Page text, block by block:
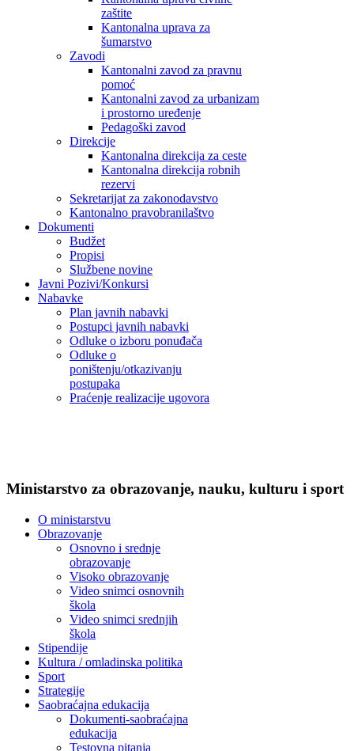
zaštite
Kantonalna uprava za
šumarstvo
Zavodi
Kantonalni zavod za pravnu
pomoć
Kantonalni zavod za urbanizam
i prostorno uređenje
Pedagoški zavod
Direkcije
Kantonalna direkcija za ceste
Kantonalna direkcija robnih
rezervi
Sekretarijat za zakonodavstvo
Kantonalno pravobranilaštvo
Dokumenti
Budžet
Propisi
Službene novine
Javni Pozivi/Konkursi
Nabavke
Plan javnih nabavki
Postupci javnih nabavki
Odluke o izboru ponuđača
Odluke o
poništenju/otkazivanju
postupaka
Praćenje realizacije ugovora
Ministarstvo za obrazovanje, nauku, kulturu i sport
O ministarstvu
Obrazovanje
Osnovno i srednje
obrazovanje
Visoko obrazovanje
Video snimci osnovnih
škola
Video snimci srednjih
škola
Stipendije
Kultura / omladinska politika
Sport
Strategije
Saobraćajna edukacija
Dokumenti-saobraćajna
edukacija
Testovna pitanja